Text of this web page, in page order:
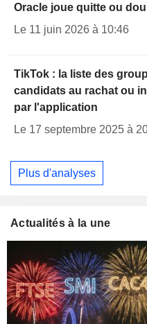
Oracle joue quitte ou
Le 11 juin 2026 à 10:46
TikTok : la liste des
candidats au rachat ou
par l'application
Le 17 septembre 2025 à
Plus d'analyses
Actualités à la une